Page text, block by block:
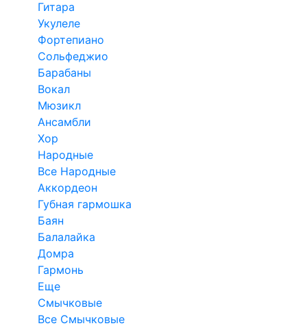
Гитара
Укулеле
Фортепиано
Сольфеджио
Барабаны
Вокал
Мюзикл
Ансамбли
Хор
Народные
Все Народные
Аккордеон
Губная гармошка
Баян
Балалайка
Домра
Гармонь
Еще
Смычковые
Все Смычковые